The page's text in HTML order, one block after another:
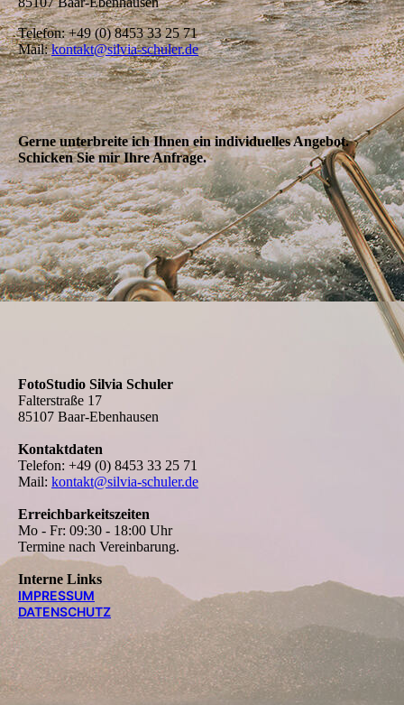
Telefon: +49 (0) 8453 33 25 71
Mail:kontakt@silvia-schuler.de
Gerne unterbreite ich Ihnen ein individuelles Angebot.
Schicken Sie mir Ihre Anfrage.
FotoStudio Silvia Schuler
Falterstraße 17
85107 Baar-Ebenhausen
Kontaktdaten
Telefon: +49 (0) 8453 33 25 71
Mail: kontakt@silvia-schuler.de
Erreichbar­keitszeiten
Mo - Fr: 09:30 - 18:00 Uhr
Termine nach Vereinbarung.
Interne Links
IMPRESSUM
DATENSCHUTZ